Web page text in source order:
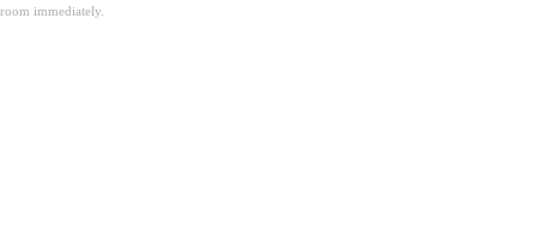
room immediately.